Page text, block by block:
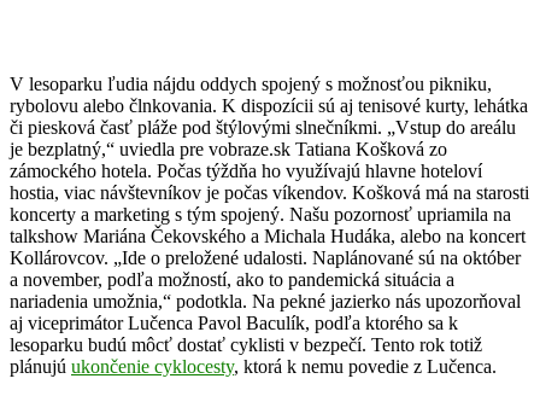
V lesoparku ľudia nájdu oddych spojený s možnosťou pikniku,
rybolovu alebo člnkovania. K dispozícii sú aj tenisové kurty, lehátka
či piesková časť pláže pod štýlovými slnečníkmi. „Vstup do areálu
je bezplatný,“ uviedla pre vobraze.sk Tatiana Košková zo
zámockého hotela. Počas týždňa ho využívajú hlavne hoteloví
hostia, viac návštevníkov je počas víkendov. Košková má na starosti
koncerty a marketing s tým spojený. Našu pozornosť upriamila na
talkshow Mariána Čekovského a Michala Hudáka, alebo na koncert
Kollárovcov. „Ide o preložené udalosti. Naplánované sú na október
a november, podľa možností, ako to pandemická situácia a
nariadenia umožnia,“ podotkla. Na pekné jazierko nás upozorňoval
aj viceprimátor Lučenca Pavol Baculík, podľa ktorého sa k
lesoparku budú môcť dostať cyklisti v bezpečí. Tento rok totiž
plánujú ukončenie cyklocesty, ktorá k nemu povedie z Lučenca.